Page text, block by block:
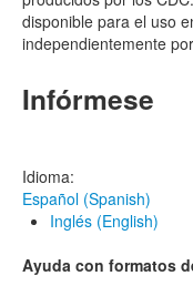
disponible para el uso
independientemente
Infórmese
Idioma:
Español (Spanish)
Inglés (English)
Ayuda con formatos